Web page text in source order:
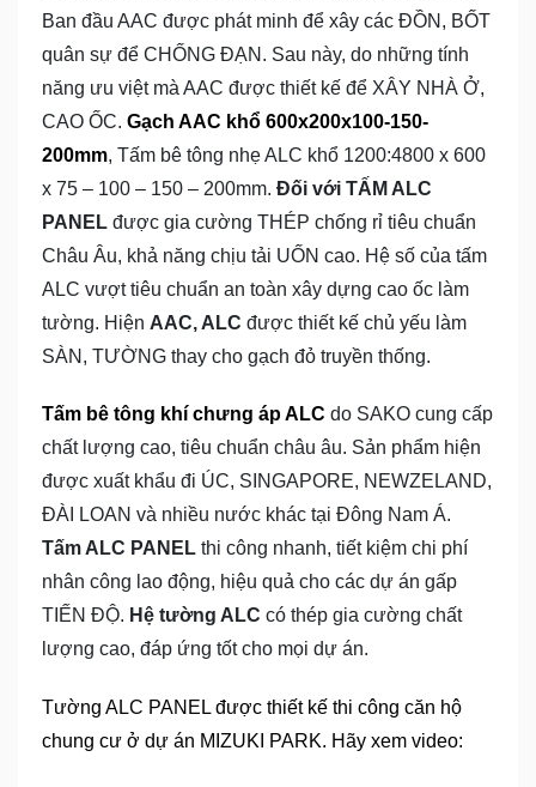
Ban đầu AAC được phát minh để xây các ĐỒN, BỐT
quân sự để CHỐNG ĐẠN. Sau này, do những tính
năng ưu việt mà AAC được thiết kế để XÂY NHÀ Ở,
CAO ỐC. Gạch AAC khổ 600x200x100-150-
200mm, Tấm bê tông nhẹ ALC khổ 1200:4800 x 600
x 75 – 100 – 150 – 200mm. Đối với TẤM ALC
PANEL được gia cường THÉP chống rỉ tiêu chuẩn
Châu Âu, khả năng chịu tải UỐN cao. Hệ số của tấm
ALC vượt tiêu chuẩn an toàn xây dựng cao ốc làm
tường. Hiện AAC, ALC được thiết kế chủ yếu làm
SÀN, TƯỜNG thay cho gạch đỏ truyền thống.
Tấm bê tông khí chưng áp ALC do SAKO cung cấp
chất lượng cao, tiêu chuẩn châu âu. Sản phẩm hiện
được xuất khẩu đi ÚC, SINGAPORE, NEWZELAND,
ĐÀI LOAN và nhiều nước khác tại Đông Nam Á.
Tấm ALC PANEL thi công nhanh, tiết kiệm chi phí
nhân công lao động, hiệu quả cho các dự án gấp
TIẾN ĐỘ. Hệ tường ALC có thép gia cường chất
lượng cao, đáp ứng tốt cho mọi dự án.
Tường ALC PANEL được thiết kế thi công căn hộ
chung cư ở dự án MIZUKI PARK. Hãy xem video: